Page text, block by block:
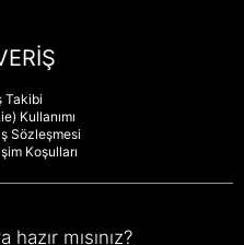
Takibi
Kullanımı
Sözleşmesi
Koşulları
mısınız?